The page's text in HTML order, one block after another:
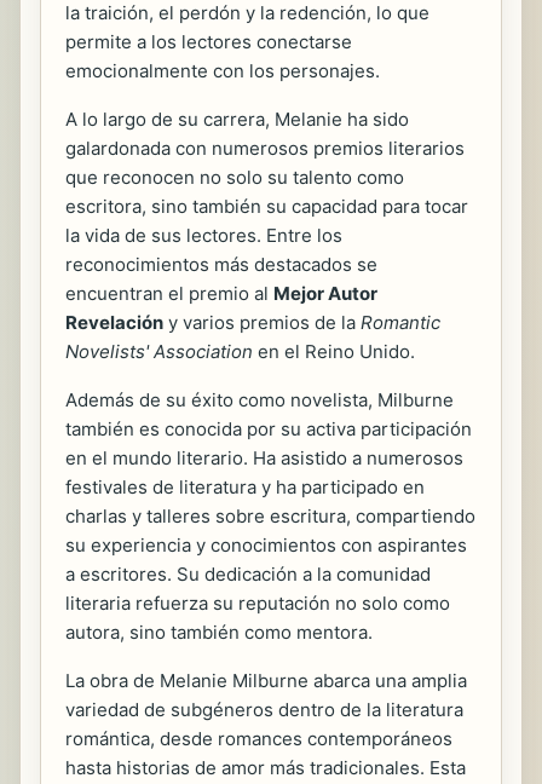
la traición, el perdón y la redención, lo que
permite a los lectores conectarse
emocionalmente con los personajes.
A lo largo de su carrera, Melanie ha sido
galardonada con numerosos premios literarios
que reconocen no solo su talento como
escritora, sino también su capacidad para tocar
la vida de sus lectores. Entre los
reconocimientos más destacados se
encuentran el premio al Mejor Autor
Revelación y varios premios de la Romantic
Novelists' Association en el Reino Unido.
Además de su éxito como novelista, Milburne
también es conocida por su activa participación
en el mundo literario. Ha asistido a numerosos
festivales de literatura y ha participado en
charlas y talleres sobre escritura, compartiendo
su experiencia y conocimientos con aspirantes
a escritores. Su dedicación a la comunidad
literaria refuerza su reputación no solo como
autora, sino también como mentora.
La obra de Melanie Milburne abarca una amplia
variedad de subgéneros dentro de la literatura
romántica, desde romances contemporáneos
hasta historias de amor más tradicionales. Esta